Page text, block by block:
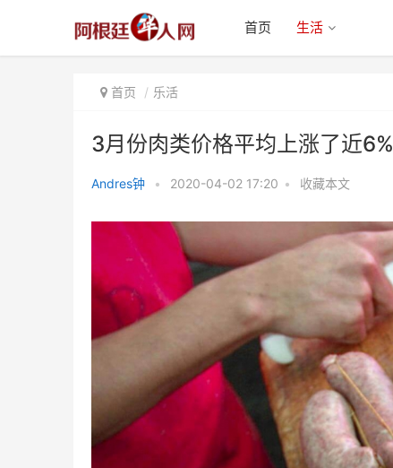
首页 生活
首页 乐活
3月份肉类价格平均上涨了近6%
Andres钟 • 2020-04-02 17:20 • 收藏本文